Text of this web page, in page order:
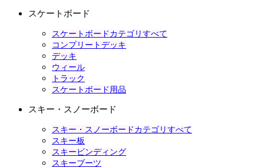
スケートボード
スケートボードカテゴリすべて
コンプリートデッキ
デッキ
ウィール
トラック
スケートボード用品
スキー・スノーボード
スキー・スノーボードカテゴリすべて
スキー板
スキービンディング
スキーブーツ